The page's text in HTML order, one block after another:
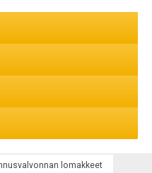
lomakkeet